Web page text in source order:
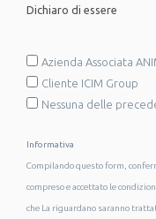
Dichiaro di essere
Azienda Associata
Cliente ICIM Group
Nessuna delle
Informativa
Compilando questo form,
compreso e accettato le
che La riguardano saranno